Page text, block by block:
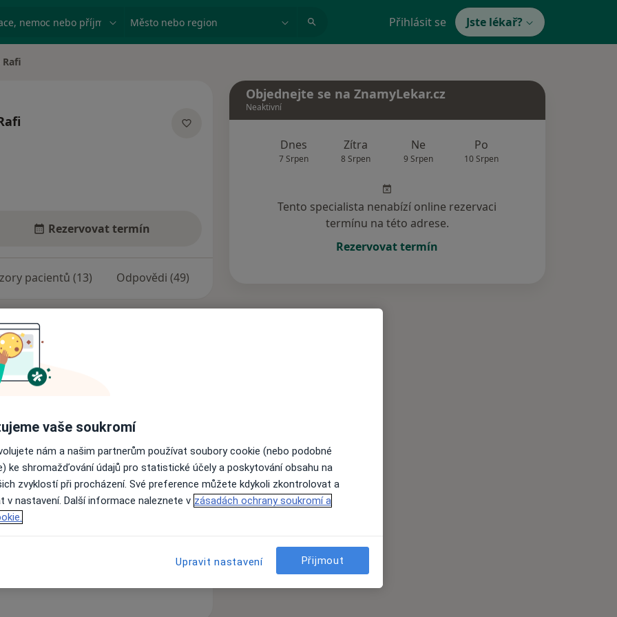
nemoc nebo příjmení Město nebo region Přihlásit se Jste lékař?
Rezervovat termín
pacientů (13) Odpovědi (49)
a.s. od 1.1.2017
nemocnice Přerov
pohybového aparátu 2003.
pohybového aparátu 2011.
oddělení
volejbalu
cena
nejsou k dispozici
informace o svých službách.
Objednejte se na ZnamyLekar.cz
Neaktivní
Dnes
7 Srpen
Zítra
8 Srpen
Ne
9 Srpen
Po
10 Srpen
Tento specialista nenabízí online rezervaci
termínu na této adrese.
Rezervovat termín
vaše soukromí
nám a našim partnerům používat soubory cookie (nebo podobné
ke shromažďování údajů pro statistické účely a poskytování obsahu na
zvyklostí při procházení. Své preference můžete kdykoli zkontrolovat a
v nastavení. Další informace naleznete v zásadách ochrany soukromí a
Upravit nastavení Přijmout